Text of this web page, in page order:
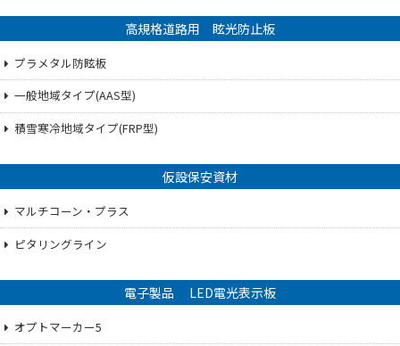
高規格道路用 眩光防止板
プラメタル防眩板
一般地域タイプ(AAS型)
積雪寒冷地域タイプ(FRP型)
仮設保安資材
マルチコーン・プラス
ピタリングライン
電子製品 LED電光表示板
オプトマーカー5